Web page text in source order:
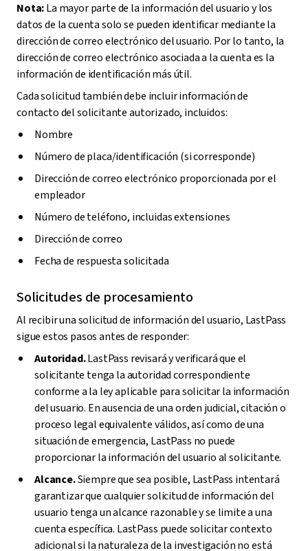
Nota:La mayor parte de la información del usuario y los
datos de la cuenta solo se pueden identificar mediante la
dirección de correo electrónico del usuario. Por lo tanto, la
dirección de correo electrónico asociada a la cuenta es la
información de identificación más útil.
Cada solicitud también debe incluir información de
contacto del solicitante autorizado, incluidos:
Nombre
Número de placa/identificación (si corresponde)
Dirección de correo electrónico proporcionada por el
empleador
Número de teléfono, incluidas extensiones
Dirección de correo
Fecha de respuesta solicitada
Solicitudes de procesamiento
Al recibir una solicitud de información del usuario, LastPass
sigue estos pasos antes de responder:
Autoridad.LastPass revisará y verificará que el
solicitante tenga la autoridad correspondiente
conforme a la ley aplicable para solicitar la información
del usuario. En ausencia de una orden judicial, citación o
proceso legal equivalente válidos, así como de una
situación de emergencia, LastPass no puede
proporcionar la información del usuario al solicitante.
Alcance.Siempre que sea posible, LastPass intentará
garantizar que cualquier solicitud de información del
usuario tenga un alcance razonable y se limite a una
cuenta específica. LastPass puede solicitar contexto
adicional si la naturaleza de la investigación no está